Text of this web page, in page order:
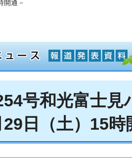
開通－
号和光富士
日（土）15時